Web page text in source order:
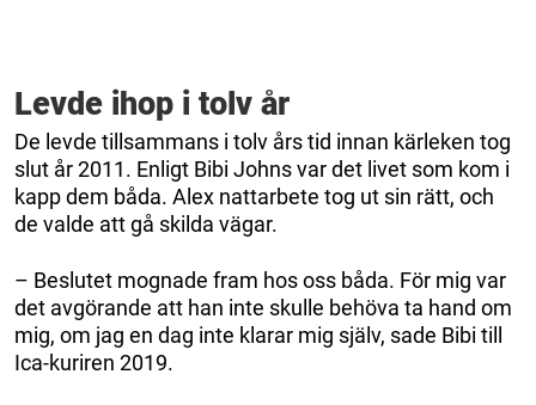
Levde ihop i tolv år
De levde tillsammans i tolv års tid innan kärleken tog
slut år 2011. Enligt Bibi Johns var det livet som kom i
kapp dem båda. Alex nattarbete tog ut sin rätt, och
de valde att gå skilda vägar.
– Beslutet mognade fram hos oss båda. För mig var
det avgörande att han inte skulle behöva ta hand om
mig, om jag en dag inte klarar mig själv, sade Bibi till
Ica-kuriren 2019.